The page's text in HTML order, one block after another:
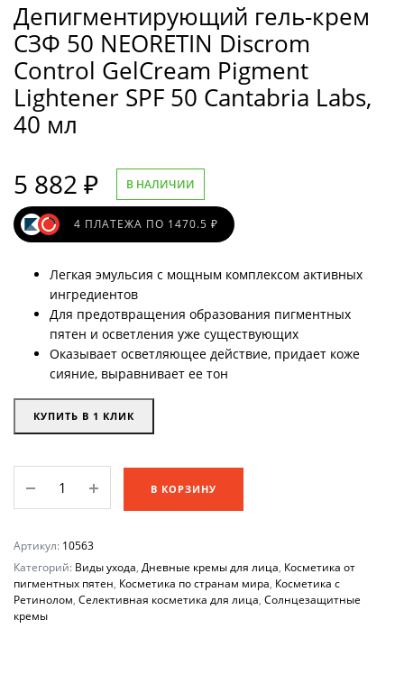
Депигментирующий гель-крем
СЗФ 50 NEORETIN Discrom
Control GelCream Pigment
Lightener SPF 50 Cantabria Labs,
40 мл
5 882 ₽ В НАЛИЧИИ
4 ПЛАТЕЖА ПО 1470.5 ₽
Легкая эмульсия с мощным комплексом активных
ингредиентов
Для предотвращения образования пигментных
пятен и осветления уже существующих
Оказывает осветляющее действие, придает коже
сияние, выравнивает ее тон
КУПИТЬ В 1 КЛИК
гель-
СЗФ
50
NEORETIN
Discrom
В КОРЗИНУ
Артикул: 10563
Категорий: Виды ухода, Дневные кремы для лица, Косметика от
пигментных пятен, Косметика по странам мира, Косметика с
Ретинолом, Селективная косметика для лица, Солнцезащитные
кремы